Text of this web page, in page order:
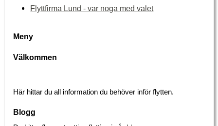
Flyttfirma Lund - var noga med valet
Meny
Välkommen
Här hittar du all information du behöver inför flytten.
Blogg